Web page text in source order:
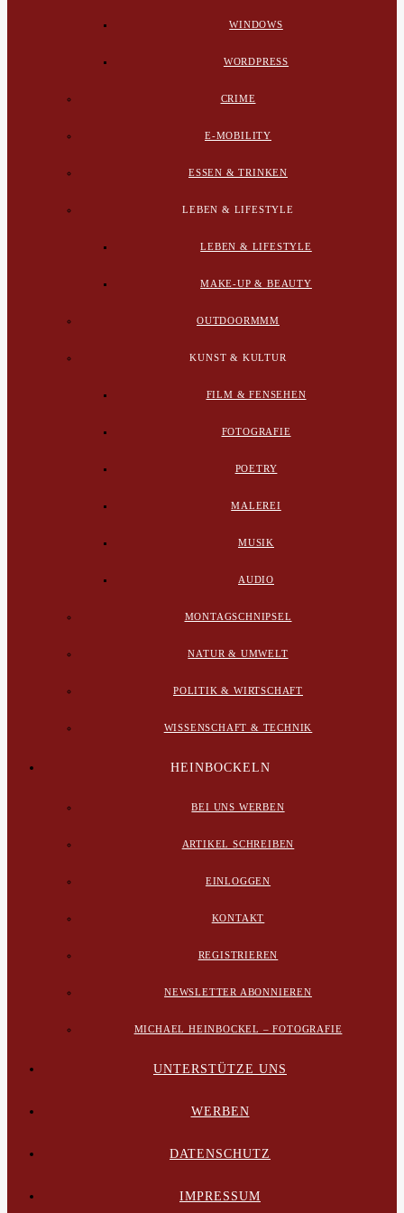
WINDOWS
WORDPRESS
CRIME
E-MOBILITY
ESSEN & TRINKEN
LEBEN & LIFESTYLE
LEBEN & LIFESTYLE
MAKE-UP & BEAUTY
OUTDOORMMM
KUNST & KULTUR
FILM & FENSEHEN
FOTOGRAFIE
POETRY
MALEREI
MUSIK
AUDIO
MONTAGSCHNIPSEL
NATUR & UMWELT
POLITIK & WIRTSCHAFT
WISSENSCHAFT & TECHNIK
HEINBOCKELN
BEI UNS WERBEN
ARTIKEL SCHREIBEN
EINLOGGEN
KONTAKT
REGISTRIEREN
NEWSLETTER ABONNIEREN
MICHAEL HEINBOCKEL – FOTOGRAFIE
UNTERSTÜTZE UNS
WERBEN
DATENSCHUTZ
IMPRESSUM